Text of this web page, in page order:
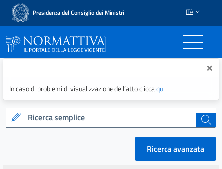
Presidenza del Consiglio dei Ministri ITA
Normattiva - Il portale ×
In caso di problemi di visualizzazione dell’atto cliccaqui
Ricerca semplice cerca
Ricerca avanzata